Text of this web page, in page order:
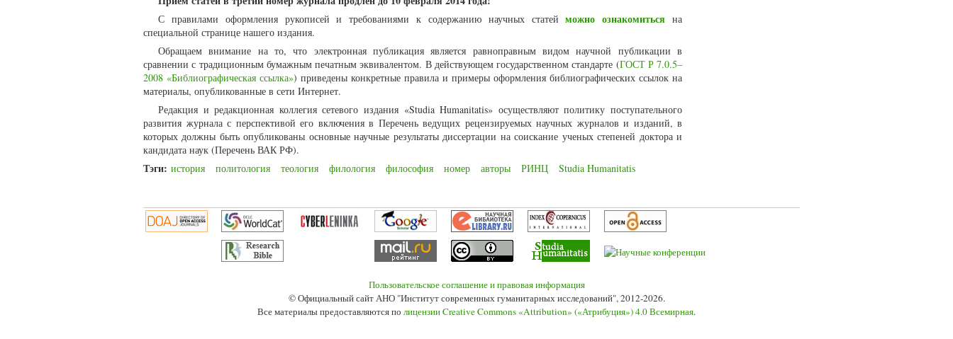
С правилами оформления рукописей и требованиями к содержанию научных статейможно ознакомиться на
специальной странице нашего издания.
Обращаем внимание на то, что электронная публикация является равноправным видом научной публикации в
сравнении с традиционным бумажным печатным эквивалентом. В действующем государственном стандарте (ГОСТ Р 7.0.5–
2008 «Библиографическая ссылка») приведены конкретные правила и примеры оформления библиографических ссылок на
материалы, опубликованные в сети Интернет.
Редакция и редакционная коллегия сетевого издания «Studia Humanitatis» осуществляют политику поступательного
развития журнала с перспективой его включения в Перечень ведущих рецензируемых научных журналов и изданий, в
которых должны быть опубликованы основные научные результаты диссертации на соискание ученых степеней доктора и
кандидата наук (Перечень ВАК РФ).
Тэги: история политология теология филология философия номер авторы РИНЦ Studia Humanitatis
Пользовательское соглашение и правовая информация
© Официальный сайт АНО "Институт современных гуманитарных исследований", 2012-2026.
Все материалы предоставляются по лицензии Creative Commons «Attribution» («Атрибуция») 4.0 Всемирная.